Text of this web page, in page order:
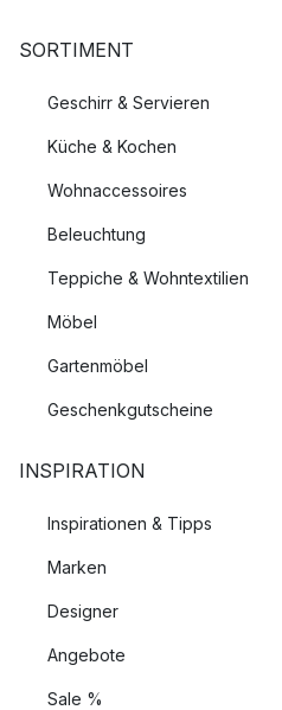
SORTIMENT
Geschirr & Servieren
Küche & Kochen
Wohnaccessoires
Beleuchtung
Teppiche & Wohntextilien
Möbel
Gartenmöbel
Geschenkgutscheine
INSPIRATION
Inspirationen & Tipps
Marken
Designer
Angebote
Sale %